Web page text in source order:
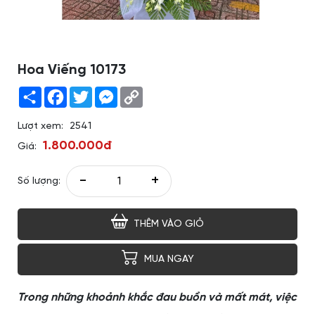
Hoa Viếng 10173
Share Facebook
TwitterMessenger
Lượt xem:
2541
Giá:
1.800.000đ
Số lượng: - +
THÊM VÀO GIỎ
MUA NGAY
Trong những khoảnh khắc đau buồn và mất mát, việc